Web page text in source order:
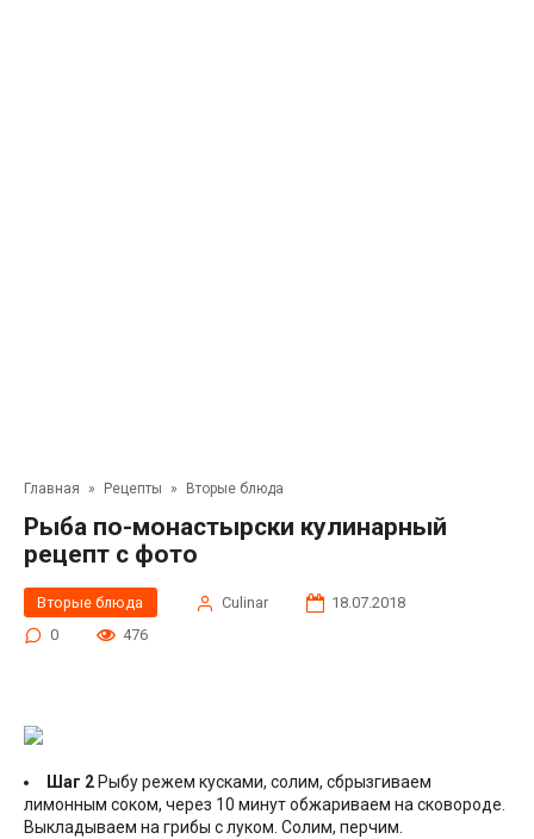
Главная » Рецепты » Вторые блюда
Рыба по-монастырски кулинарный
рецепт с фото
Вторые блюда Сulinar
18.07.2018
0
476
Шаг 2 Рыбу режем кусками, солим, сбрызгиваем
лимонным соком, через 10 минут обжариваем на сковороде.
Выкладываем на грибы с луком. Солим, перчим.